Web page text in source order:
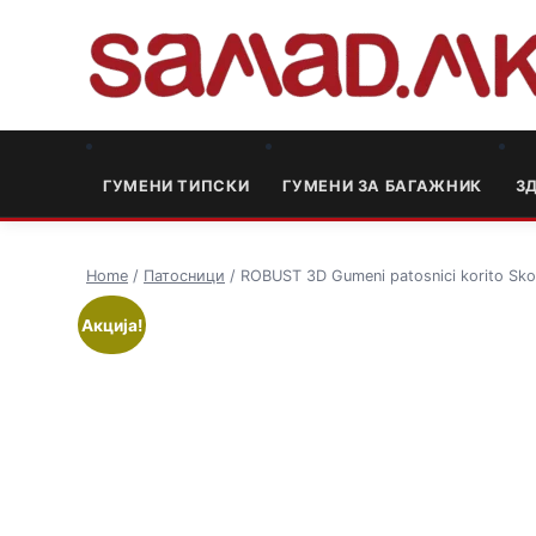
ГУМЕНИ ТИПСКИ ГУМЕНИ ЗА БАГАЖНИК
Home / Патосници / ROBUST 3D Gumeni patosnici korito
Акција!